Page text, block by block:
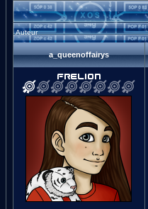
Auteur
a_queenoffairys